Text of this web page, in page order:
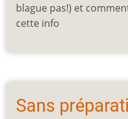
blague pas!) et
cette info
Sans